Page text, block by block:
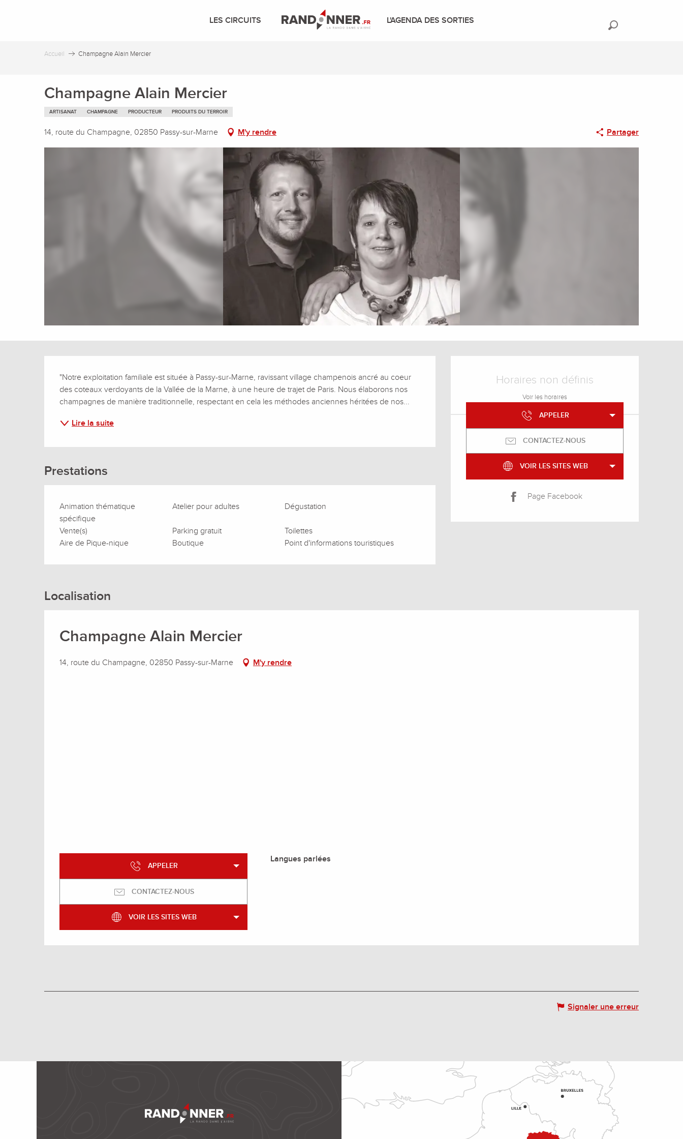
LES CIRCUITS L'AGENDA DES SORTIES
Accueil Champagne Alain Mercier
Champagne Alain Mercier
ARTISANAT CHAMPAGNE PRODUCTEUR PRODUITS DU TERROIR
14, route du Champagne, 02850 Passy-sur-Marne M'y rendre Partager
Ouverture et
Horaires non définis
Voir les horaires
APPELER
CONTACTEZ-NOUS
VOIR LES SITES WEB
Page Facebook
Description
"Notre exploitation familiale est située à Passy-sur-Marne, ravissant village champenois ancré au coeur
des coteaux verdoyants de la Vallée de la Marne, à une heure de trajet de Paris. Nous élaborons nos
champagnes de manière traditionnelle, respectant en cela les méthodes anciennes héritées de nos...
Lire la suite
Prestations
Animation thématique
spécifique
Atelier pour adultes Dégustation
Vente(s) Parking gratuit
Toilettes
Aire de Pique-nique
Boutique Point d'informations touristiques
Localisation
Champagne Alain Mercier
14, route du Champagne, 02850 Passy-sur-Marne M'y rendre
APPELER
CONTACTEZ-NOUS
VOIR LES SITES WEB
Langues parlées
Langues parlées
Signaler une erreur